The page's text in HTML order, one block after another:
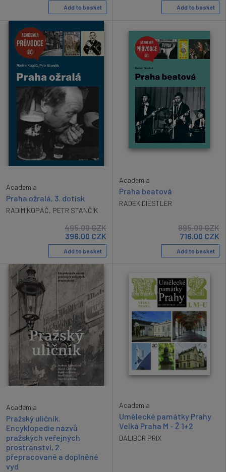
Add to basket Add to basket
Academia
Praha ožralá, 3. dotisk
RADIM KOPÁČ, PETR STANČÍK
495.00CZK
396.00 CZK
Add to basket
Academia
Praha beatová
RADEK DIESTLER
895.00CZK
716.00 CZK
Add to basket
Academia
Pražský uličník.
Encyklopedie názvů
pražských veřejných
prostranství, 2.
přepracované a doplněné
vyd
Academia
Umělecké památky Prahy
Velká Praha M - Ž 1+2
DALIBOR PRIX